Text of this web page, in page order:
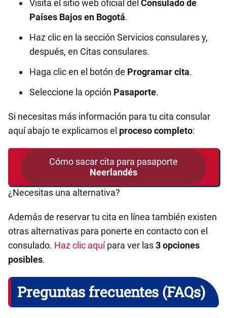
Visita el sitio web oficial del Consulado de
Países Bajos en Bogotá.
Haz clic en la sección Servicios consulares y,
después, en Citas consulares.
Haga clic en el botón de Programar cita.
Seleccione la opción Pasaporte.
Si necesitas más información para tu cita consular
aquí abajo te explicamos el proceso completo:
Cómo sacar cita para pasaporte
Neerlandés
¿Necesitas una alternativa?
Además de reservar tu cita en línea también existen
otras alternativas para ponerte en contacto con el
consulado. Haz clic aquípara ver las3 opciones
posibles.
Preguntas frecuentes (FAQs)